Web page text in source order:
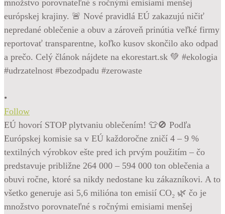
•
Follow
EÚ hovorí STOP plytvaniu oblečením! 👕🚫 Podľa
Európskej komisie sa v EÚ každoročne zničí 4 – 9 %
textilných výrobkov ešte pred ich prvým použitím – čo
predstavuje približne 264 000 – 594 000 ton oblečenia a
obuvi ročne, ktoré sa nikdy nedostane ku zákazníkovi. A to
všetko generuje asi 5,6 milióna ton emisií CO₂ 🌿 čo je
množstvo porovnateľné s ročnými emisiami menšej